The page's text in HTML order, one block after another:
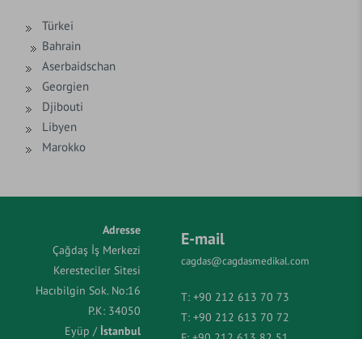
Türkei
Bahrain
Aserbaidschan
Georgien
Djibouti
Libyen
Marokko
Adresse
Çağdaş İş Merkezi
Keresteciler Sitesi
Hacıbilgin Sok. No:16
P.K: 34050
Eyüp / İstanbul
E-mail
cagdas@cagdasmedikal.com
T: +90 212 613 70 73
T: +90 212 613 70 72